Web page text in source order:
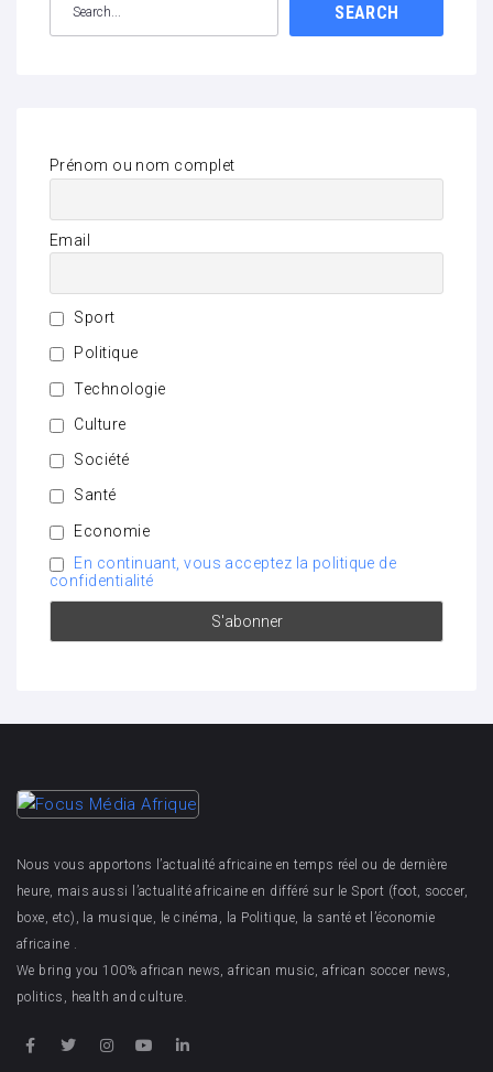
SEARCH
Prénom ou nom complet
Email
Sport
Politique
Technologie
Culture
Société
Santé
Economie
En continuant, vous acceptez la politique de
confidentialité
Nous vous apportons l’actualité africaine en temps réel ou de dernière
heure, mais aussi l’actualité africaine en différé sur le Sport (foot, soccer,
boxe, etc), la musique, le cinéma, la Politique, la santé et l’économie
africaine .
We bring you 100% african news, african music, african soccer news,
politics, health and culture.